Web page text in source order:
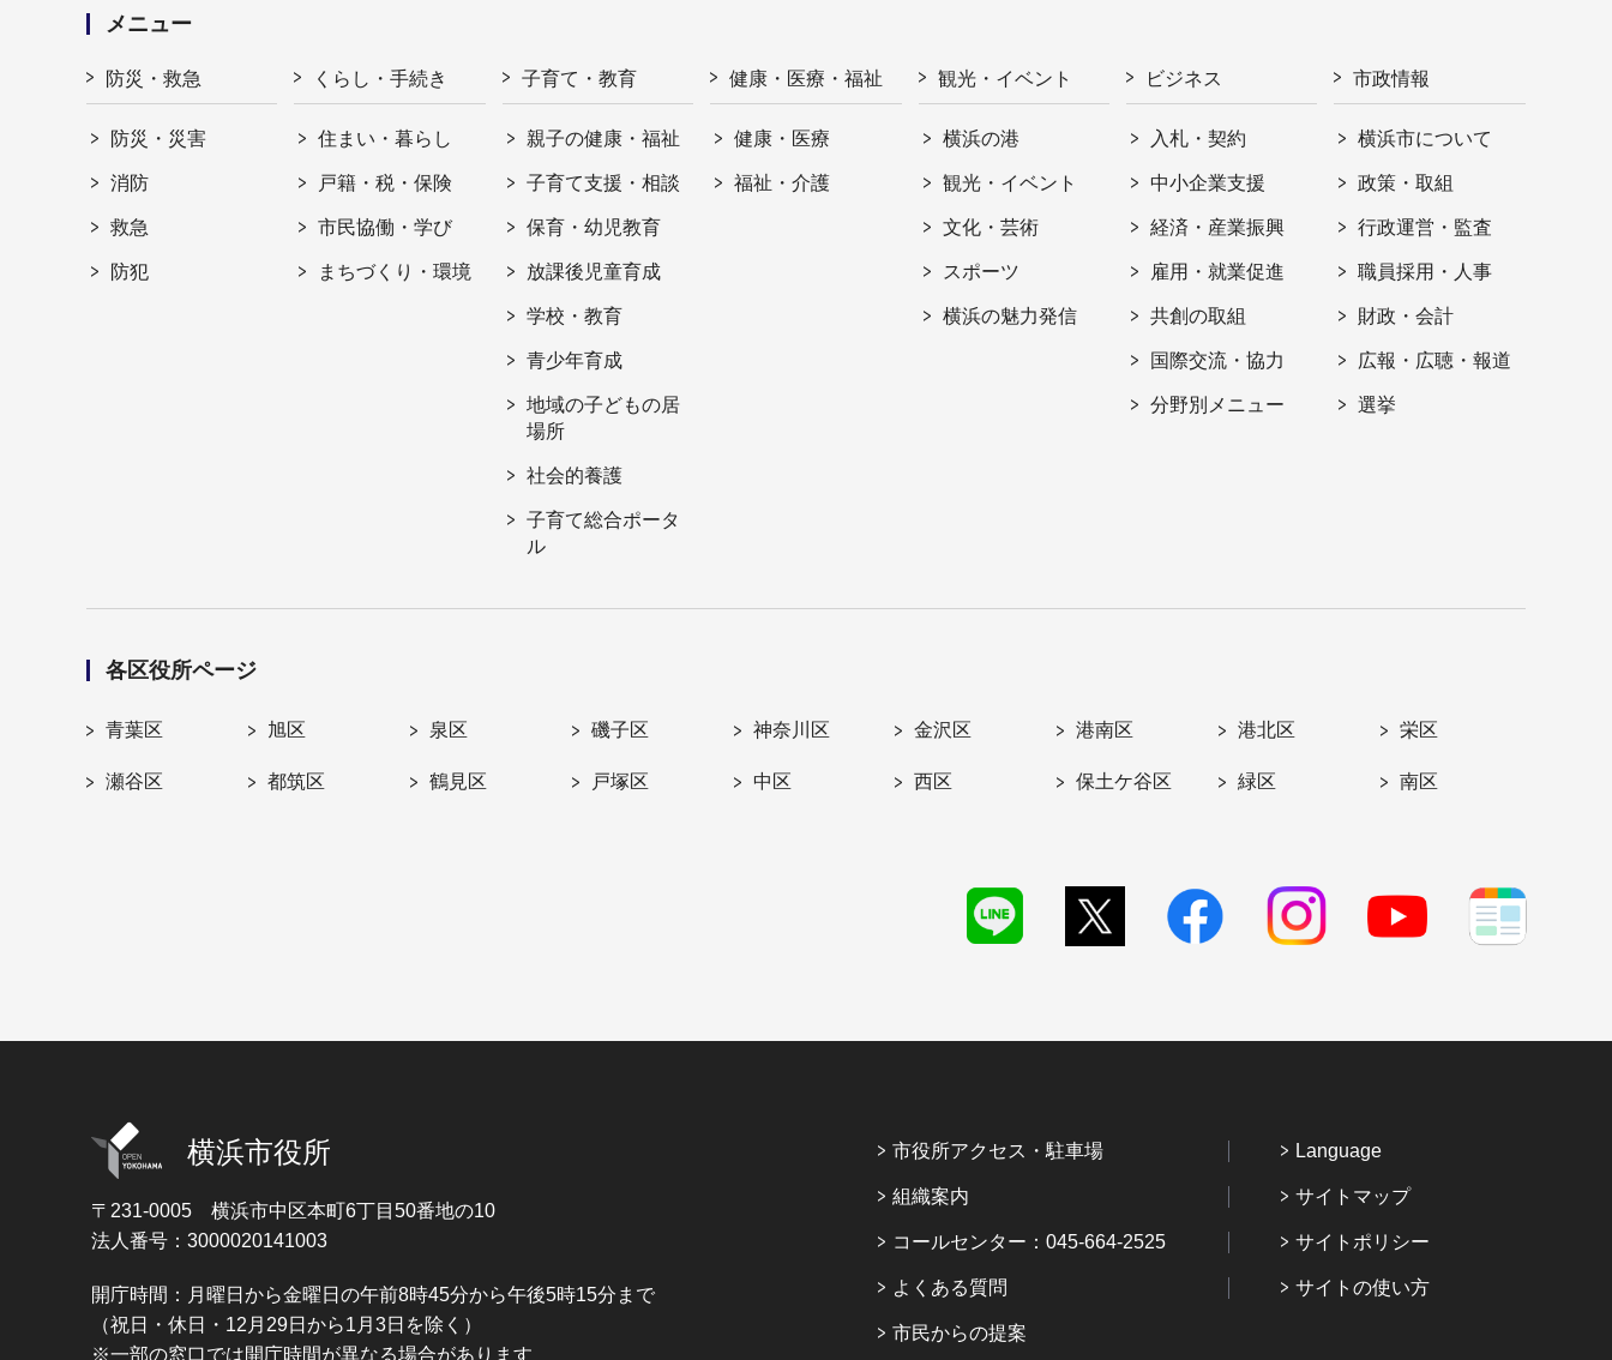
メニュー
防災・救急
防災・災害
消防
救急
防犯
くらし・手続き
住まい・暮らし
戸籍・税・保険
市民協働・学び
まちづくり・環境
子育て・教育
親子の健康・福祉
子育て支援・相談
保育・幼児教育
放課後児童育成
学校・教育
青少年育成
地域の子どもの居
場所
社会的養護
子育て総合ポータ
ル
健康・医療・福祉
健康・医療
福祉・介護
観光・イベント
横浜の港
観光・イベント
文化・芸術
スポーツ
横浜の魅力発信
ビジネス
入札・契約
中小企業支援
経済・産業振興
雇用・就業促進
共創の取組
国際交流・協力
分野別メニュー
市政情報
横浜市について
政策・取組
行政運営・監査
職員採用・人事
財政・会計
広報・広聴・報道
選挙
各区役所ページ
青葉区 旭区 泉区 磯子区 神奈川区 金沢区 港南区 港北区 栄区
瀬谷区 都筑区 鶴見区 戸塚区 中区 西区 保土ケ谷区 緑区 南区
横浜市役所
〒231-0005 横浜市中区本町6丁目50番地の10
法人番号：3000020141003
開庁時間：月曜日から金曜日の午前8時45分から午後5時15分まで
（祝日・休日・12月29日から1月3日を除く）
※一部の窓口では開庁時間が異なる場合があります
市役所アクセス・駐車場
組織案内
コールセンター：045-664-2525
よくある質問
市民からの提案
Language
サイトマップ
サイトポリシー
サイトの使い方